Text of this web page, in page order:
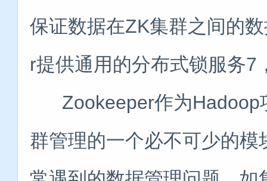
保证数据在ZK集群之间的
r提供通用的分布式锁服务7
Zookeeper作为Hadoop
群管理的一个必不可少的